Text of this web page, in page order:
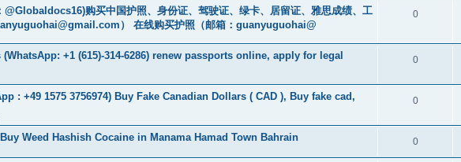
购买中国护照、身份证、驾驶证、绿卡、居留证、雅思成绩、工
） 在线购买护照（邮箱：guanyuguohai@
0
+1 (615)-314-6286) renew passports online, apply for legal
0
: +49 1575 3756974) Buy Fake Canadian Dollars ( CAD ), Buy fake cad,
0
Weed Hashish Cocaine in Manama Hamad Town Bahrain 0